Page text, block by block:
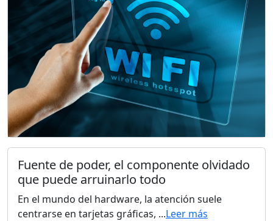
Fuente de poder, el componente olvidado
que puede arruinarlo todo
En el mundo del hardware, la atención suele
centrarse en tarjetas gráficas, ...Leer más